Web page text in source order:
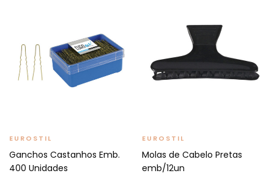
EUROSTIL
Ganchos Castanhos Emb.
400 Unidades
EUROSTIL
Molas de Cabelo Pretas
emb/12un